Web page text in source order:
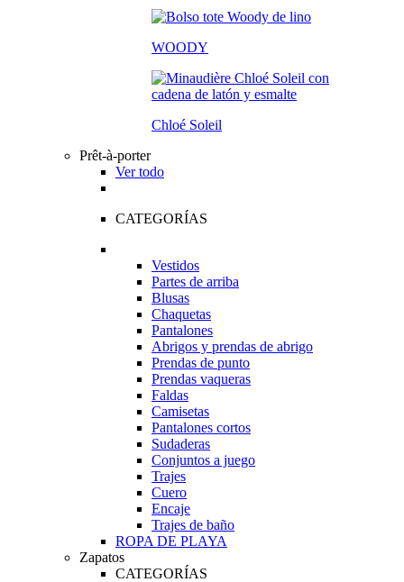
WOODY
Chloé Soleil
Prêt-à-porter
Ver todo
CATEGORÍAS
Vestidos
Partes de arriba
Blusas
Chaquetas
Pantalones
Abrigos y prendas de abrigo
Prendas de punto
Prendas vaqueras
Faldas
Camisetas
Pantalones cortos
Sudaderas
Conjuntos a juego
Trajes
Cuero
Encaje
Trajes de baño
ROPA DE PLAYA
Zapatos
CATEGORÍAS